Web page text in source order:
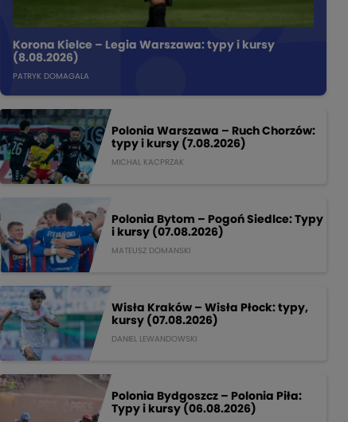
Korona Kielce – Legia Warszawa: typy i kursy
(8.08.2026)
PATRYK DOMAGALA
Polonia Warszawa – Ruch Chorzów:
typy i kursy (7.08.2026)
MICHAL KACPRZAK
Polonia Bytom – Pogoń Siedlce: Typy
i kursy (07.08.2026)
MATEUSZ DOMANSKI
Wisła Kraków – Wisła Płock: typy,
kursy (07.08.2026)
DANIEL LEWANDOWSKI
Polonia Bydgoszcz – Polonia Piła:
Typy i kursy (06.08.2026)